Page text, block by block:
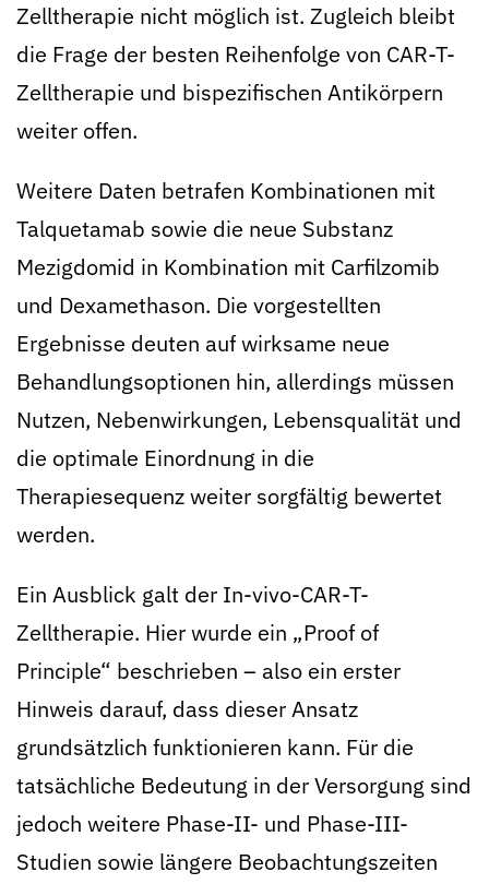
Zelltherapie nicht möglich ist. Zugleich bleibt
die Frage der besten Reihenfolge von CAR-T-
Zelltherapie und bispezifischen Antikörpern
weiter offen.
Weitere Daten betrafen Kombinationen mit
Talquetamab sowie die neue Substanz
Mezigdomid in Kombination mit Carfilzomib
und Dexamethason. Die vorgestellten
Ergebnisse deuten auf wirksame neue
Behandlungsoptionen hin, allerdings müssen
Nutzen, Nebenwirkungen, Lebensqualität und
die optimale Einordnung in die
Therapiesequenz weiter sorgfältig bewertet
werden.
Ein Ausblick galt der In-vivo-CAR-T-
Zelltherapie. Hier wurde ein „Proof of
Principle“ beschrieben – also ein erster
Hinweis darauf, dass dieser Ansatz
grundsätzlich funktionieren kann. Für die
tatsächliche Bedeutung in der Versorgung sind
jedoch weitere Phase-II- und Phase-III-
Studien sowie längere Beobachtungszeiten